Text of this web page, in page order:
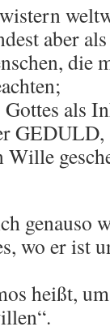
aber
die
als
GEDULD,
Wille
genauso
wo er ist
heißt,